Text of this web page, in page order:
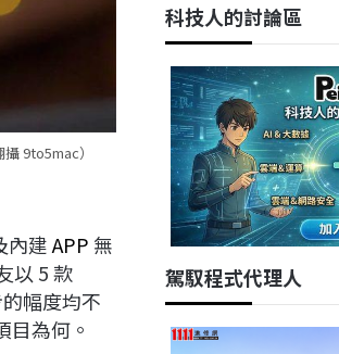
9to5mac）
內建APP 無
以 5 款
幅度均不
為何。
科技人的討論區
駕馭程式代理人